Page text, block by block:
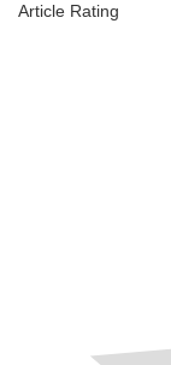
Article Rating